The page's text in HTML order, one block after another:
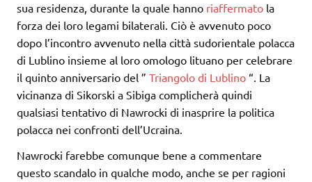
sua residenza, durante la quale hanno riaffermato la
forza dei loro legami bilaterali. Ciò è avvenuto poco
dopo l’incontro avvenuto nella città sudorientale polacca
di Lublino insieme al loro omologo lituano per celebrare
il quinto anniversario del ” Triangolo di Lublino “. La
vicinanza di Sikorski a Sibiga complicherà quindi
qualsiasi tentativo di Nawrocki di inasprire la politica
polacca nei confronti dell’Ucraina.
Nawrocki farebbe comunque bene a commentare
questo scandalo in qualche modo, anche se per ragioni